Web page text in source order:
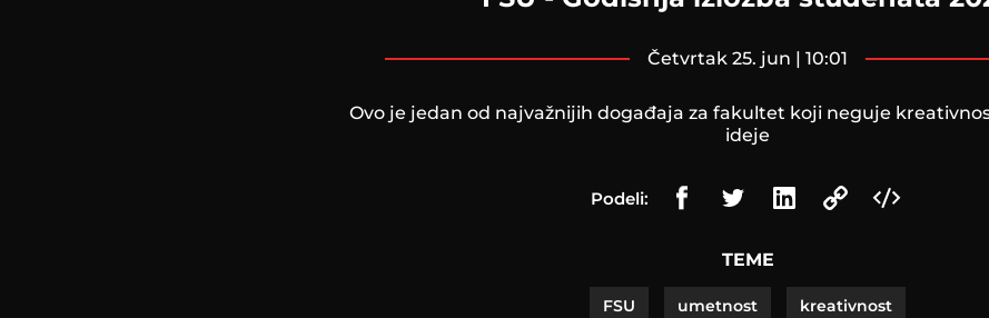
četvrtak 25. jun | 10:01
Ovo je jedan od najvažnijih događaja za fakultet koji neguje
ideje
Podeli:
TEME
FSU umetnost kreativnost